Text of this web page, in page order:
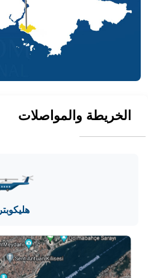
الخريطة والمواصلات
هليكوبتر